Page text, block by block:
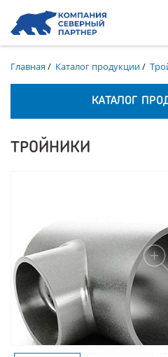
Главная/ Каталог продукции/
КАТАЛОГ
ТРОЙНИКИ